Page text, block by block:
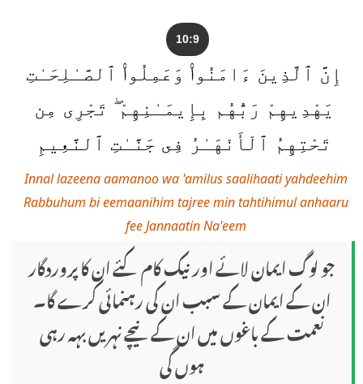
10:9
إِنَّ ٱلَّذِينَ ءَامَنُوا۟ وَعَمِلُوا۟ ٱلصَّـٰلِحَـٰتِ
يَهْدِيهِمْ رَبُّهُم بِإِيمَـٰنِهِمْ ۖ تَجْرِى مِن
تَحْتِهِمُ ٱلْأَنْهَـٰرُ فِى جَنَّـٰتِ ٱلنَّعِيمِ
Innal lazeena aamanoo wa 'amilus saalihaati yahdeehim
Rabbuhum bi eemaanihim tajree min tahtihimul anhaaru
fee Jannaatin Na'eem
جو لوگ ایمان لائے اور نیک کام کئے ان کا پروردگار
ان کے ایمان کے سبب ان کی رہنمائی کرے گا۔
نعمت کے باغوں میں ان کے نیچے نہریں بہہ رہی
ہوں گی